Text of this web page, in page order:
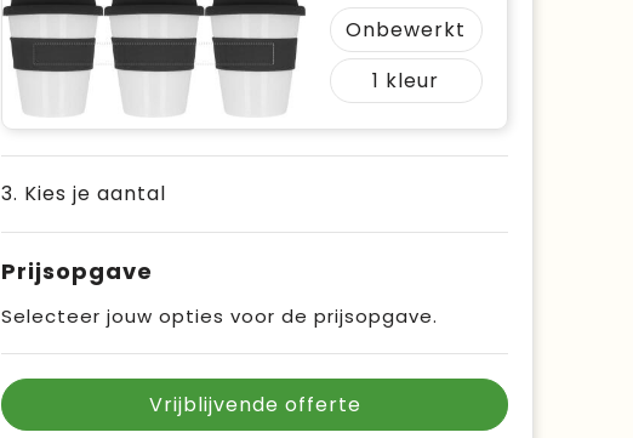
Onbewerkt
1
3. Kies je aantal
Prijsopgave
Selecteer jouw opties voor de prijsopgave.
Vrijblijvende offerte